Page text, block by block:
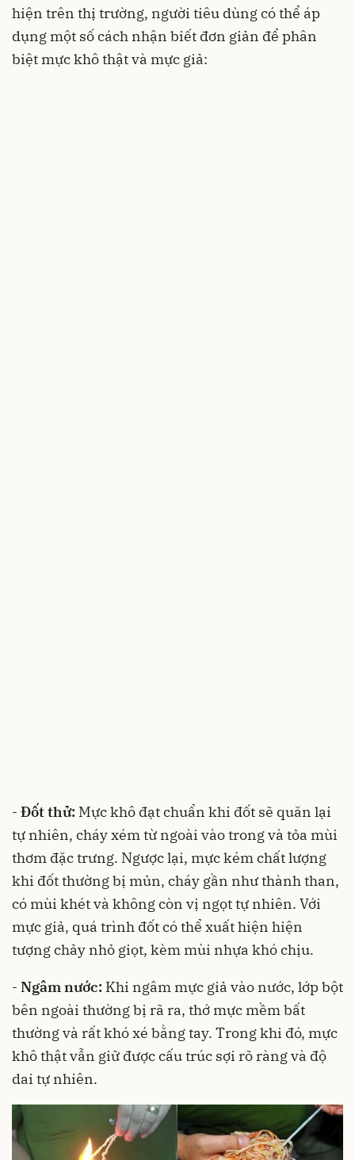
hiện trên thị trường, người tiêu dùng có thể áp
dụng một số cách nhận biết đơn giản để phân
biệt mực khô thật và mực giả:
- Đốt thử: Mực khô đạt chuẩn khi đốt sẽ quăn lại
tự nhiên, cháy xém từ ngoài vào trong và tỏa mùi
thơm đặc trưng. Ngược lại, mực kém chất lượng
khi đốt thường bị mủn, cháy gần như thành than,
có mùi khét và không còn vị ngọt tự nhiên. Với
mực giả, quá trình đốt có thể xuất hiện hiện
tượng chảy nhỏ giọt, kèm mùi nhựa khó chịu.
- Ngâm nước: Khi ngâm mực giả vào nước, lớp bột
bên ngoài thường bị rã ra, thớ mực mềm bất
thường và rất khó xé bằng tay. Trong khi đó, mực
khô thật vẫn giữ được cấu trúc sợi rõ ràng và độ
dai tự nhiên.